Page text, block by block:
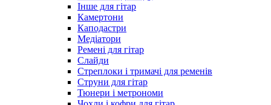
Інше для гітар
Камертони
Каподастри
Медіатори
Ремені для гітар
Слайди
Стреплоки і тримачі для ременів
Струни для гітар
Тюнери і метрономи